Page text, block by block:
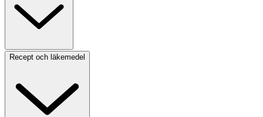
Recept och läkemedel